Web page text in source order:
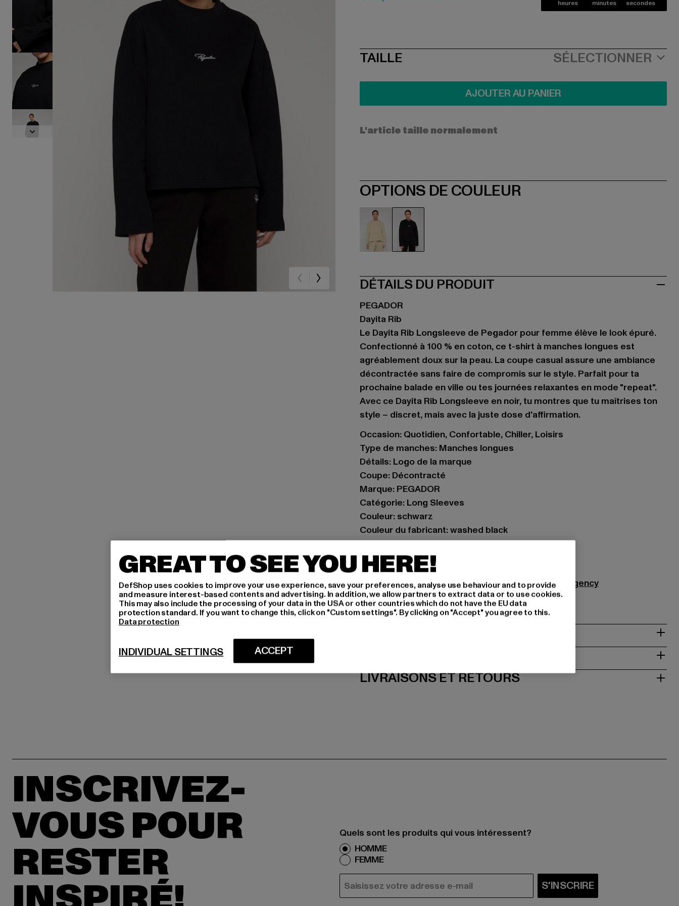
heures minutes secondes
SIZE
TAILLE SÉLECTIONNER
AJOUTER AU PANIER
L'article taille normalement
OPTIONS DE COULEUR
DÉTAILS DU PRODUIT
PEGADOR
Dayita Rib
Le Dayita Rib Longsleeve de Pegador pour femme élève le look épuré.
Confectionné à 100 % en coton, ce t-shirt à manches longues est
agréablement doux sur la peau. La coupe casual assure une ambiance
décontractée sans faire de compromis sur le style. Parfait pour ta
prochaine balade en ville ou tes journées relaxantes en mode "repeat".
Avec ce Dayita Rib Longsleeve en noir, tu montres que tu maîtrises ton
style – discret, mais avec la juste dose d'affirmation.
Occasion: Quotidien, Confortable, Chiller, Loisirs
Type de manches: Manches longues
Détails: Logo de la marque
Coupe: Décontracté
Marque: PEGADOR
Catégorie: Long Sleeves
Couleur: schwarz
Couleur du fabricant: washed black
Composition du matériau: 100% Coton
Art.Nr: PGDR6924-01921
Fabricant: The Mad Agency GmbH |info@themad.agency
Hollefeldstraße 16 | 48282 Emsdetten | DE
LIVRAISONS ET RETOURS
INSCRIVEZ-
VOUS POUR
RESTER
Quels sont les produits qui vous intéressent?
HOMME
FEMME
COURRIEL S'INSCRIRE
GREAT TO SEE YOU HERE!
DefShop uses cookies to improve your use experience, save your preferences, analyse use behaviour and to provide
and measure interest-based contents and advertising. In addition, we allow partners to extract data or to use cookies.
This may also include the processing of your data in the USA or other countries which do not have the EU data
protection standard. If you want to change this, click on "Custom settings". By clicking on "Accept" you agree to this.
Data protection
ACCEPT
INDIVIDUAL SETTINGS